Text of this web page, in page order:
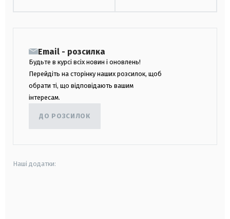
Email - розсилка
Будьте в курсі всіх новин і оновлень!
Перейдіть на сторінку наших розсилок, щоб
обрати ті, що відповідають вашим
інтересам.
ДО РОЗСИЛОК
Наші додатки: